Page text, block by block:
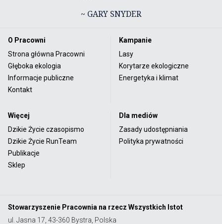
~ GARY SNYDER
O Pracowni
Strona główna Pracowni
Głęboka ekologia
Informacje publiczne
Kontakt
Kampanie
Lasy
Korytarze ekologiczne
Energetyka i klimat
Więcej
Dzikie Życie czasopismo
Dzikie Życie RunTeam
Publikacje
Sklep
Dla mediów
Zasady udostępniania
Polityka prywatności
Stowarzyszenie Pracownia na rzecz Wszystkich Istot
ul. Jasna 17, 43-360 Bystra, Polska